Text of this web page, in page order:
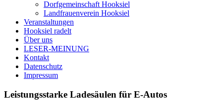
Dorfgemeinschaft Hooksiel
Landfrauenverein Hooksiel
Veranstaltungen
Hooksiel radelt
Über uns
LESER-MEINUNG
Kontakt
Datenschutz
Impressum
Leistungsstarke Ladesäulen für E-Autos